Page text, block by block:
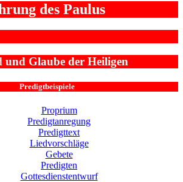
des Paulus
und Glaube der Heiligen
Predigtbeispiele
Proprium
Predigtanregung
Predigttext
Liedvorschläge
Gebete
Predigten
Gottesdienstentwurf